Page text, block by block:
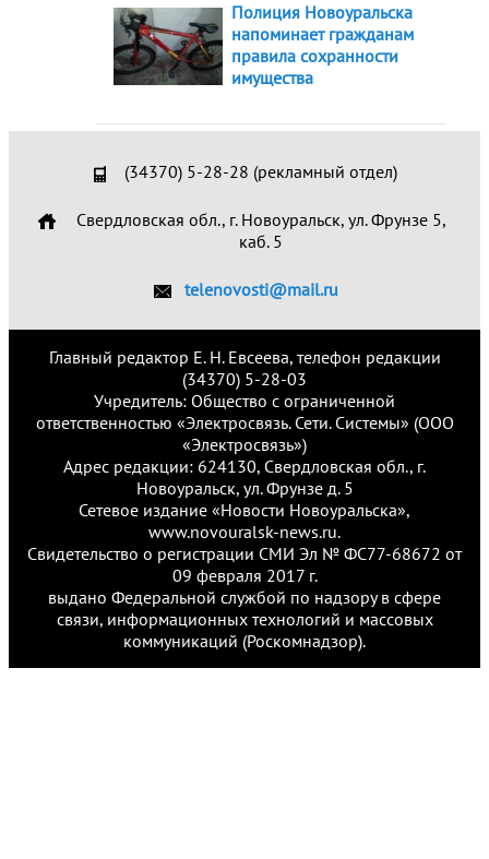
Полиция Новоуральска
напоминает гражданам
правила сохранности
имущества
(34370) 5-28-28 (рекламный отдел)
Свердловская обл., г. Новоуральск, ул. Фрунзе 5,
каб. 5
telenovosti@mail.ru
Главный редактор Е. Н. Евсеева, телефон редакции
(34370) 5-28-03
Учредитель: Общество с ограниченной
ответственностью «Электросвязь. Сети. Системы» (ООО
«Электросвязь»)
Адрес редакции: 624130, Свердловская обл., г.
Новоуральск, ул. Фрунзе д. 5
Сетевое издание «Новости Новоуральска»,
www.novouralsk-news.ru.
Свидетельство о регистрации СМИ Эл № ФС77-68672 от
09 февраля 2017 г.
выдано Федеральной службой по надзору в сфере
связи, информационных технологий и массовых
коммуникаций (Роскомнадзор).